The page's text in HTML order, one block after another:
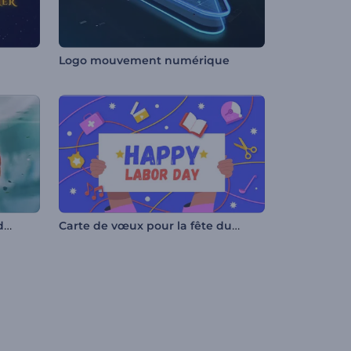
Logo mouvement numérique
Animation de logo - Ballons de sport en 3D Carte de vœux pour la fête du travail